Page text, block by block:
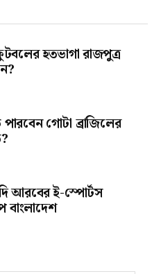
হতভাগা রাজপুত্র
পারবেন গোটা ব্রাজিলের
আরবের ই-স্পোর্টস
বাংলাদেশ